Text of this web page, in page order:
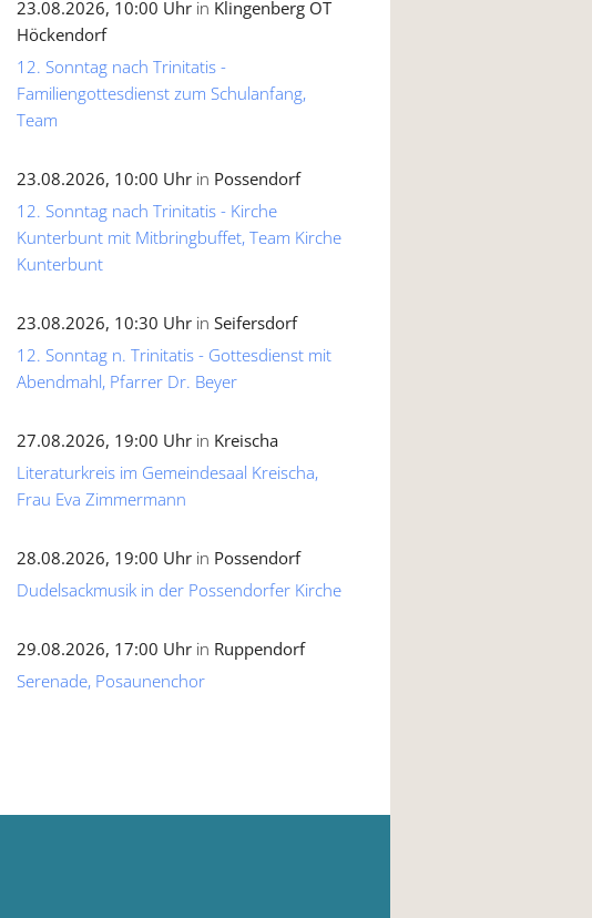
23.08.2026, 10:00 Uhr in Klingenberg OT
Höckendorf
12. Sonntag nach Trinitatis -
Familiengottesdienst zum Schulanfang,
Team
23.08.2026, 10:00 Uhr in Possendorf
12. Sonntag nach Trinitatis - Kirche
Kunterbunt mit Mitbringbuffet, Team Kirche
Kunterbunt
23.08.2026, 10:30 Uhr in Seifersdorf
12. Sonntag n. Trinitatis - Gottesdienst mit
Abendmahl, Pfarrer Dr. Beyer
27.08.2026, 19:00 Uhr in Kreischa
Literaturkreis im Gemeindesaal Kreischa,
Frau Eva Zimmermann
28.08.2026, 19:00 Uhr in Possendorf
Dudelsackmusik in der Possendorfer Kirche
29.08.2026, 17:00 Uhr in Ruppendorf
Serenade, Posaunenchor